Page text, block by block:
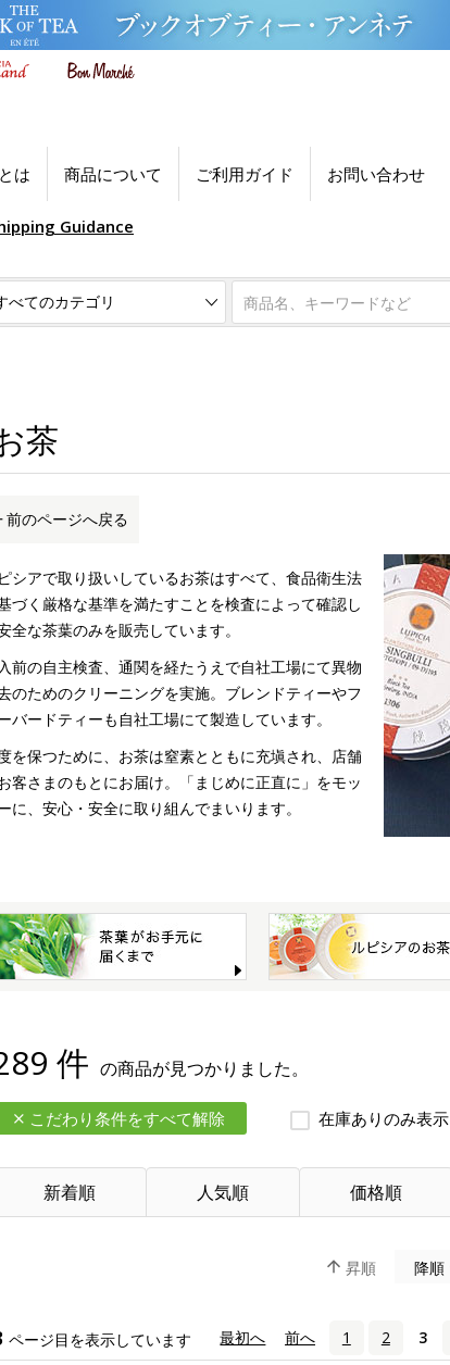
は 商品について ご利用ガイド お問い合わせ
Guidance
茶
前のページへ戻る
シアで取り扱いしているお茶はすべて、食品衛生法
づく厳格な基準を満たすことを検査によって確認し
全な茶葉のみを販売しています。
前の自主検査、通関を経たうえで自社工場にて異物
のためのクリーニングを実施。ブレンドティーやフ
バードティーも自社工場にて製造しています。
を保つために、お茶は窒素とともに充塡され、店舗
客さまのもとにお届け。「まじめに正直に」をモッ
に、安心・安全に取り組んでまいります。
件 の商品が見つかりました。
こだわり条件をすべて解除 在庫ありのみ表示
新着順 人気順 価格順
昇順 降順
ページ目を表示しています 最初へ 前へ 1 2 3